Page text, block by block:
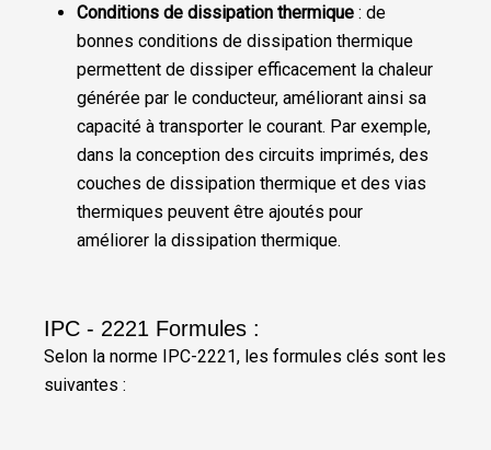
Conditions de dissipation thermique : de
bonnes conditions de dissipation thermique
permettent de dissiper efficacement la chaleur
générée par le conducteur, améliorant ainsi sa
capacité à transporter le courant. Par exemple,
dans la conception des circuits imprimés, des
couches de dissipation thermique et des vias
thermiques peuvent être ajoutés pour
améliorer la dissipation thermique.
IPC - 2221 Formules :
Selon la norme IPC-2221, les formules clés sont les
suivantes :